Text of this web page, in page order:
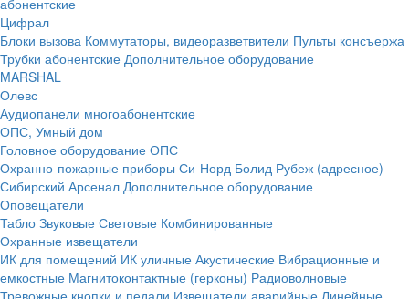
абонентские
Цифрал
Блоки вызова Коммутаторы, видеоразветвители Пульты консъержа
Трубки абонентские Дополнительное оборудование
MARSHAL
Олевс
Аудиопанели многоабонентские
ОПС, Умный дом
Головное оборудование ОПС
Охранно-пожарные приборы Си-Норд Болид Рубеж (адресное)
Сибирский Арсенал Дополнительное оборудование
Оповещатели
Табло Звуковые Световые Комбинированные
Охранные извещатели
ИК для помещений ИК уличные Акустические Вибрационные и
емкостные Магнитоконтактные (герконы) Радиоволновые